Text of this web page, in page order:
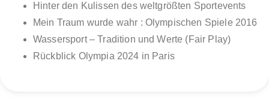
Hinter den Kulissen des weltgrößten Sportevents
Mein Traum wurde wahr : Olympischen Spiele 2016
Wassersport – Tradition und Werte (Fair Play)
Rückblick Olympia 2024 in Paris